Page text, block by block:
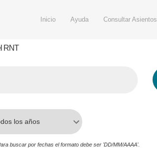
Inicio Ayuda Consultar Asientos
RNT
buscar por fechas el formato debe ser 'DD/MM/AAAA'.